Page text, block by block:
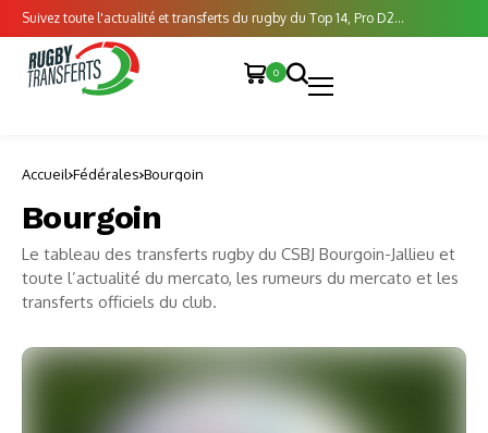
Suivez toute l'actualité et transferts du rugby du Top 14, Pro D2...
0
Accueil Fédérales Bourgoin
Bourgoin
Le tableau des transferts rugby du CSBJ Bourgoin-Jallieu et
toute l’actualité du mercato, les rumeurs du mercato et les
transferts officiels du club.